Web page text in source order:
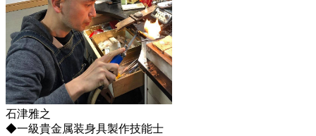
石津雅之
◆一級貴金属装身具製作技能士